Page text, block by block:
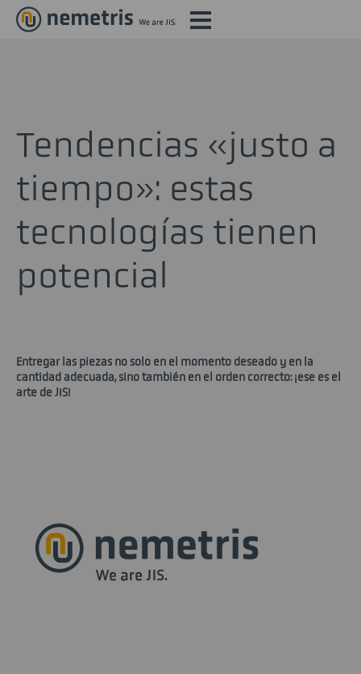
Tendencias «justo a
tiempo»: estas
tecnologías tienen
potencial
Entregar las piezas no solo en el momento deseado y en la
cantidad adecuada, sino también en el orden correcto: ¡ese es el
arte de JIS!